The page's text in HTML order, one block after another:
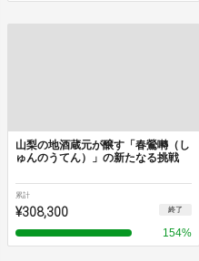
山梨の地酒蔵元が醸す「春鶯囀（し
ゅんのうてん）」の新たなる挑戦
累計
¥308,300 終了
154%